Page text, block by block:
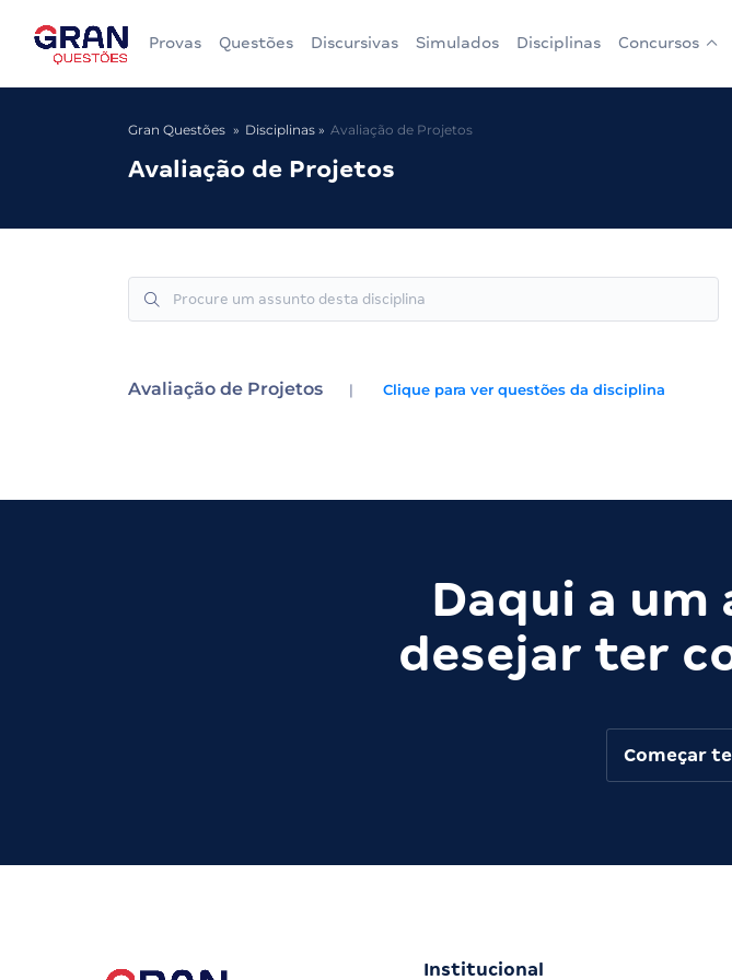
Provas Questões Discursivas Simulados Disciplinas Concursos
Gran Questões Disciplinas Avaliação de Projetos
Avaliação de Projetos
Avaliação de Projetos | Clique para ver questões da disciplina
Daqui a um
desejar ter
Começar
Institucional